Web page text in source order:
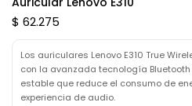
$ 62.275
Los auriculares Lenovo E310 True
con la avanzada tecnología Bluetooth
estable que reduce el consumo de
experiencia de audio.